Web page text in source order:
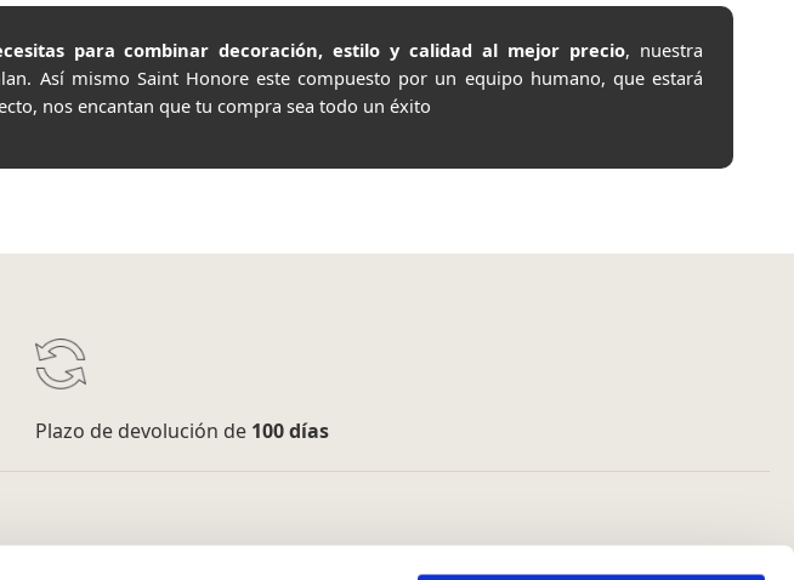
para combinar decoración, estilo y calidad al mejor precio, nuestra
Así mismo Saint Honore este compuesto por un equipo humano, que estará
nos encantan que tu compra sea todo un éxito
Plazo de devolución de 100 días